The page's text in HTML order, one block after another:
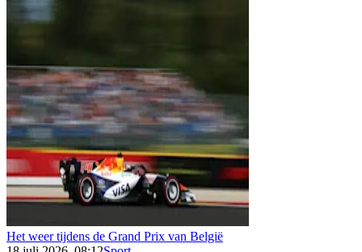
Het weer tijdens de Grand Prix van België